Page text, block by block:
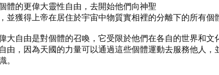
體的更偉大靈性自由，去開始他們向神聖
並獲得上帝在居住於宇宙中物質實相裡的分離下的所有
大自由是對個體的召喚，它受限於他們在各自的世界和
由，因為天國的力量可以通過這些個體運動去服務他人
。